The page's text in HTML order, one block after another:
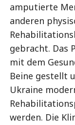
amputierte
anderen
gebracht. Das
mit dem
Beine gestellt
Ukraine
werden. Die